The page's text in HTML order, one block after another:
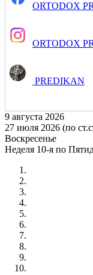
ORTODOX
ORTODOX
PREDIKAN
9 августа 2026
27 июля 2026 (по
Воскресенье
Неделя 10-я по